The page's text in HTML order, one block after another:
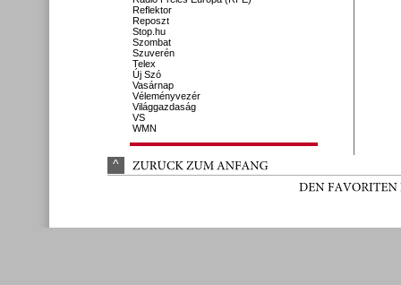
Reflektor
Reposzt
Stop.hu
Szombat
Szuverén
Telex
Új Szó
Vasárnap
Véleményvezér
Világgazdaság
VS
WMN
^ ZURÜCK ZUM ANFANG
DEN FAVORITEN